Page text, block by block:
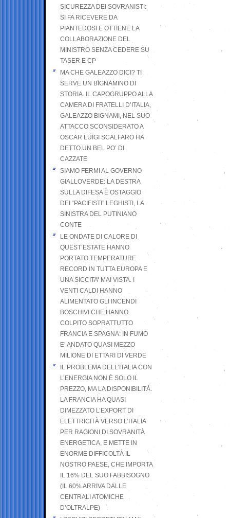
SICUREZZA DEI SOVRANISTI:
SI FA RICEVERE DA
PIANTEDOSI E OTTIENE LA
COLLABORAZIONE DEL
MINISTRO SENZA CEDERE SU
TASER E CP
MA CHE GALEAZZO DICI? TI
SERVE UN BIGNAMINO DI
STORIA. IL CAPOGRUPPO ALLA
CAMERA DI FRATELLI D’ITALIA,
GALEAZZO BIGNAMI, NEL SUO
ATTACCO SCONSIDERATO A
OSCAR LUIGI SCALFARO HA
DETTO UN BEL PO’ DI
CAZZATE
SIAMO FERMI AL GOVERNO
GIALLOVERDE: LA DESTRA
SULLA DIFESA È OSTAGGIO
DEI “PACIFISTI” LEGHISTI, LA
SINISTRA DEL PUTINIANO
CONTE
LE ONDATE DI CALORE DI
QUEST’ESTATE HANNO
PORTATO TEMPERATURE
RECORD IN TUTTA EUROPA E
UNA SICCITA’ MAI VISTA. I
VENTI CALDI HANNO
ALIMENTATO GLI INCENDI
BOSCHIVI CHE HANNO
COLPITO SOPRATTUTTO
FRANCIA E SPAGNA: IN FUMO
E’ ANDATO QUASI MEZZO
MILIONE DI ETTARI DI VERDE
IL PROBLEMA DELL’ITALIA CON
L’ENERGIA NON È SOLO IL
PREZZO, MA LA DISPONIBILITÀ.
LA FRANCIA HA QUASI
DIMEZZATO L’EXPORT DI
ELETTRICITÀ VERSO L’ITALIA
PER RAGIONI DI SOVRANITÀ
ENERGETICA, E METTE IN
ENORME DIFFICOLTÀ IL
NOSTRO PAESE, CHE IMPORTA
IL 16% DEL SUO FABBISOGNO
(IL 60% ARRIVA DALLE
CENTRALI ATOMICHE
D’OLTRALPE)